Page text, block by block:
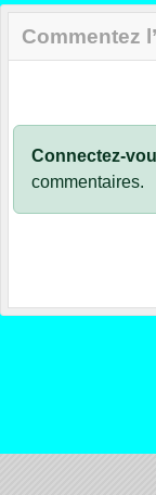
Commentez
Connectez-
commentaires.